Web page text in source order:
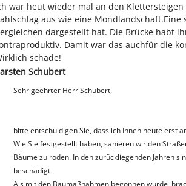
war heut wieder mal an den
aus wie eine
dargestellt hat. Die Brücke habt
Damit war das auchfür die
schade!
Schubert
Sehr geehrter Herr Schubert,
bitte entschuldigen Sie, dass ich Ihnen heute erst
Wie Sie festgestellt haben, sanieren wir den
Bäume zu roden. In den zurückliegenden Jahren
beschädigt.
Als mit den Baumaßnahmen begonnen wurde,